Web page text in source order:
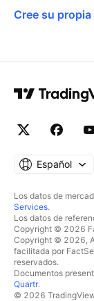
Cree su
Español
Los datos de
Services.
Los datos de
Copyright © 2026
Copyright © 2026,
facilitada por
reservados.
Documentos
Quartr.
© 2026